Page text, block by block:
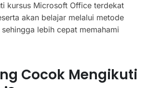
kursus Microsoft Office terdekat
akan belajar melalui metode
lebih cepat memahami
Cocok Mengikuti